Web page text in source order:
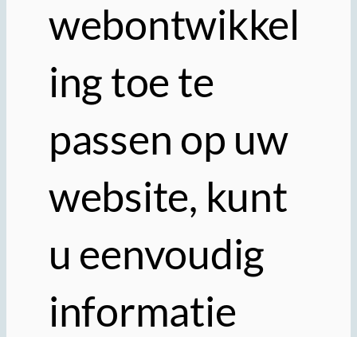
webontwikkel
ing toe te
passen op uw
website, kunt
u eenvoudig
informatie